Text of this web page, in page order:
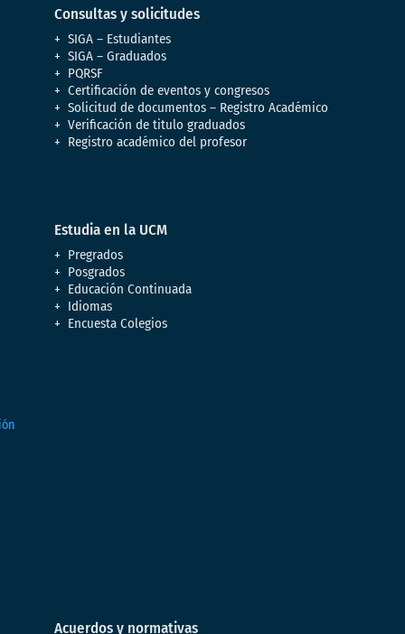
Consultas y solicitudes
SIGA – Estudiantes
SIGA – Graduados
PQRSF
Certificación de eventos y congresos
Solicitud de documentos – Registro Académico
Verificación de titulo graduados
Registro académico del profesor
Estudia en la UCM
Pregrados
Posgrados
Educación Continuada
Idiomas
Encuesta Colegios
Acuerdos y normativas